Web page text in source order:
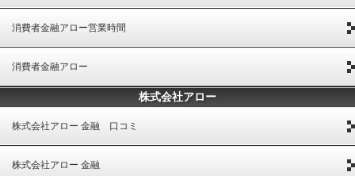
消費者金融アロー営業時間
消費者金融アロー
株式会社アロー
株式会社アロー 金融 口コミ
株式会社アロー 金融